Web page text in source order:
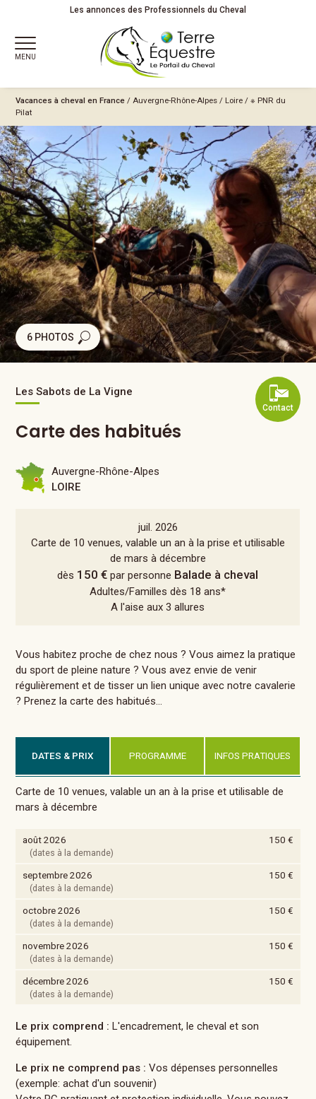
Les annonces des Professionnels du Cheval
MENU
Vacances à cheval en France /Auvergne-Rhône-Alpes / Loire /※ PNR du
Pilat
6 PHOTOS
Contact
Les Sabots de La Vigne
Carte des habitués
juil. 2026
Carte de 10 venues, valable un an à la prise et utilisable
de mars à décembre
dès 150 € par personne Balade à cheval
Adultes/Familles dès 18 ans*
A l'aise aux 3 allures
Auvergne-Rhône-Alpes
LOIRE
Vous habitez proche de chez nous ? Vous aimez la pratique
du sport de pleine nature ? Vous avez envie de venir
régulièrement et de tisser un lien unique avec notre cavalerie
? Prenez la carte des habitués...
DATES & PRIX PROGRAMME INFOS PRATIQUES
Carte de 10 venues, valable un an à la prise et utilisable de
mars à décembre
août 2026 150 €
(dates à la demande)
septembre 2026 150 €
(dates à la demande)
octobre 2026 150 €
(dates à la demande)
novembre 2026 150 €
(dates à la demande)
décembre 2026 150 €
(dates à la demande)
Le prix comprend : L'encadrement, le cheval et son
équipement.
Le prix ne comprend pas : Vos dépenses personnelles
(exemple: achat d'un souvenir)